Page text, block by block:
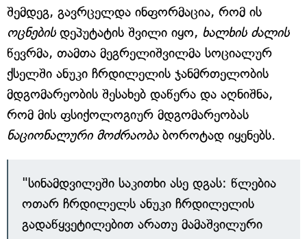
შემდეგ, გავრცელდა ინფორმაცია, რომ ის
ოცნებისდეპუტატის შვილი იყო, ხალხის ძალის
წევრმა, თამთა მეგრელიშვილმა სოციალურ
ქსელში ანუკი ჩრდილელის ჯანმრთელობის
მდგომარეობის შესახებ დაწერა და აღნიშნა,
რომ მის ფსიქოლოგიურ მდგომარეობას
ნაციონალური მოძრაობაბოროტად იყენებს.
"სინამდვილეში საკითხი ასე დგას: წლებია
ოთარ ჩრდილელს ანუკი ჩრდილელის
გადაწყვეტილებით არათუ მამაშვილური